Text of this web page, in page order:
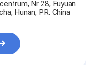
Nr 28, Fuyuan
Hunan, P.R. China